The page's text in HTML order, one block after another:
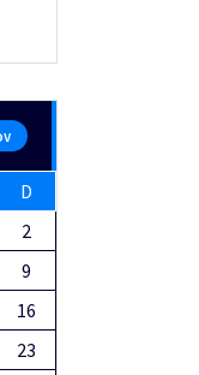
D
2
9
16
23